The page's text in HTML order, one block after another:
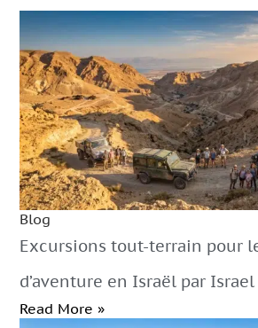
Blog
Excursions tout-terrain pour
d’aventure en Israël par Israel
Read More »